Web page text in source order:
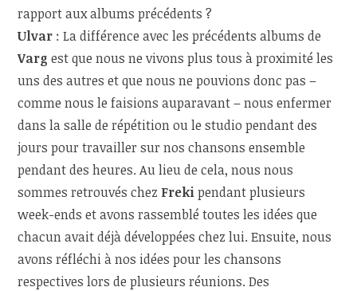
rapport aux albums précédents ?
Ulvar : La différence avec les précédents albums de
Vargest que nous ne vivons plus tous à proximité les
uns des autres et que nous ne pouvions donc pas –
comme nous le faisions auparavant – nous enfermer
dans la salle de répétition ou le studio pendant des
jours pour travailler sur nos chansons ensemble
pendant des heures. Au lieu de cela, nous nous
sommes retrouvés chez Frekipendant plusieurs
week-ends et avons rassemblé toutes les idées que
chacun avait déjà développées chez lui. Ensuite, nous
avons réfléchi à nos idées pour les chansons
respectives lors de plusieurs réunions. Des